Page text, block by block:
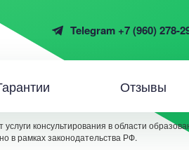
Telegram +7 (960) 278-
Отзывы
консультирования в области
в рамках законодательства РФ.